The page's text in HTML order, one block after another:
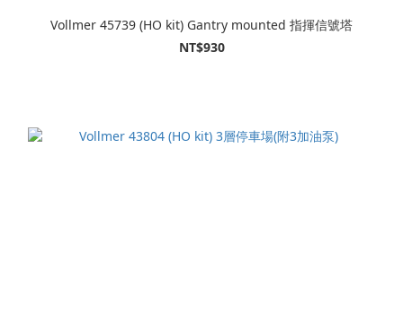
Vollmer 45739 (HO kit) Gantry mounted 指揮信號塔
NT$930